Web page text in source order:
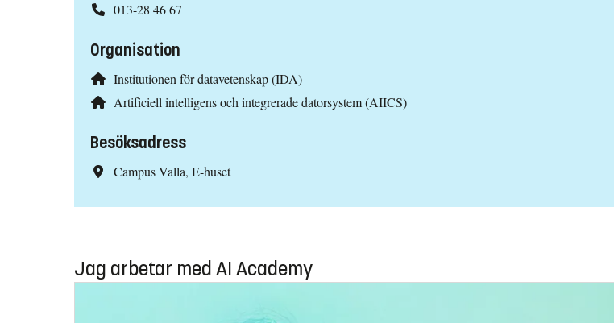
013-28 46 67
Organisation
Institutionen för datavetenskap (IDA)
Artificiell intelligens och integrerade datorsystem (AIICS)
Besöksadress
Campus Valla, E-huset
Jag arbetar med AI Academy